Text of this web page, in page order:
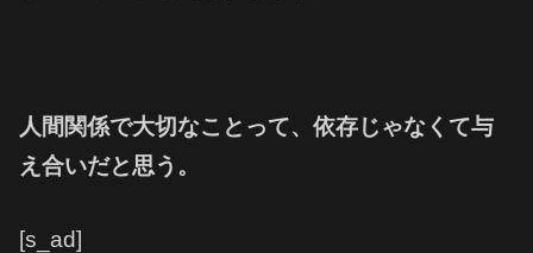
人間関係で大切なことって、依存じゃなくて与
え合いだと思う。
[s_ad]